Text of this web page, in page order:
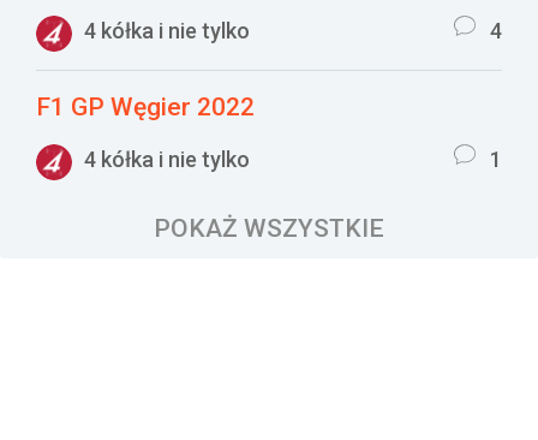
4 kółka i nie tylko 4
F1 GP Węgier 2022
4 kółka i nie tylko 1
POKAŻ WSZYSTKIE